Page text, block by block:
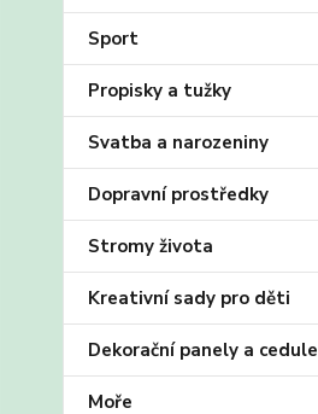
Sport
Propisky a tužky
Svatba a narozeniny
Dopravní prostředky
Stromy života
Kreativní sady pro děti
Dekorační panely a cedule
Moře